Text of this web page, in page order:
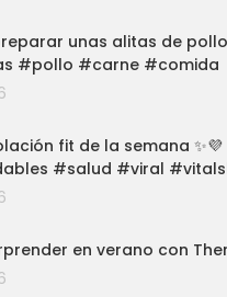
unas alitas de
#pollo #carne #comida
fit de la semana
#salud #viral
en verano con